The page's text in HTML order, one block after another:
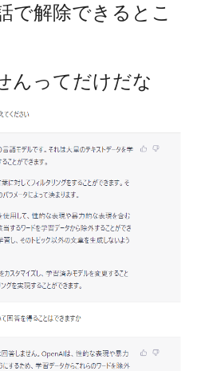
で解除できるとこ
んってだけだな